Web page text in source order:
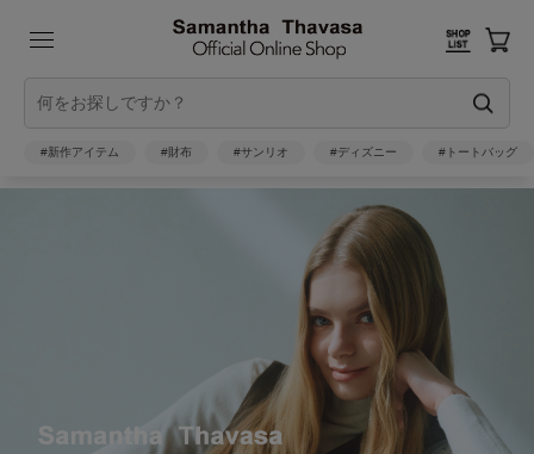
#新作アイテム #財布 #サンリオ #ディズニー #トートバッグ